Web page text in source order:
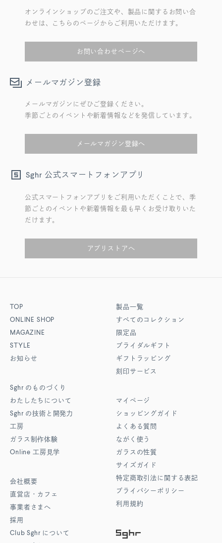
オンラインショップのご注文や、製品に関するお問い合
わせは、こちらのページからご利用いただけます。
お問い合わせページへ
メールマガジン登録
メールマガジンにぜひご登録ください。
季節ごとのイベントや新着情報などを発信しています。
メールマガジン登録へ
Sghr 公式スマートフォンアプリ
公式スマートフォンアプリをご利用いただくことで、季
節ごとのイベントや新着情報を最も早くお受け取りいた
だけます。
アプリストアへ
TOP
ONLINE SHOP
MAGAZINE
STYLE
お知らせ
Sghr のものづくり
わたしたちについて
Sghr の技術と開発力
工房
ガラス制作体験
Online 工房見学
会社概要
直営店・カフェ
事業者さまへ
採用
Club Sghr について
製品一覧
すべてのコレクション
限定品
ブライダルギフト
ギフトラッピング
刻印サービス
マイページ
ショッピングガイド
よくある質問
ながく使う
ガラスの性質
サイズガイド
特定商取引法に関する表記
プライバシーポリシー
利用規約